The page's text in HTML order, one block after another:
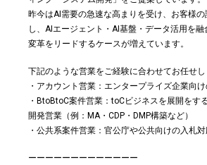
昨今はAI需要の急速な高まりを受け、お客様
し、AIエージェント・AI基盤・データ活用を
変革をリードするケースが増えています。
下記のような営業をご経験に合わせてお任せし
・アカウント営業：エンタープライズ企業向
・BtoBtoC案件営業：toCビジネスを展開をす
開発営業（例：MA・CDP・DMP構築など）
・公共系案件営業：官公庁や公共向けの入札
ーーーーーーーーーーーーー